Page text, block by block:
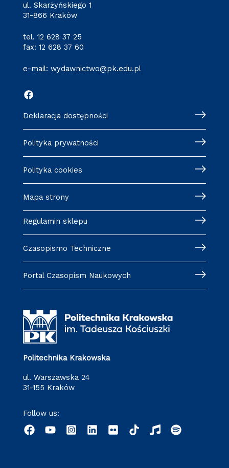
ul. Skarżyńskiego 1
31-866 Kraków
tel. 12 628 37 25
fax: 12 628 37 60
e-mail: wydawnictwo@pk.edu.pl
Deklaracja dostępności
Polityka prywatności
Polityka cookies
Mapa strony
Regulamin sklepu
Czasopismo Techniczne
Portal Czasopism Naukowych
Politechnika Krakowska
ul. Warszawska 24
31-155 Kraków
Follow us: